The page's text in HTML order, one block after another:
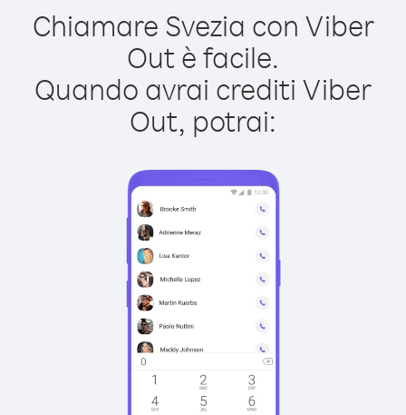
Chiamare Svezia con Viber
Out è facile.
Quando avrai crediti Viber
Out, potrai: